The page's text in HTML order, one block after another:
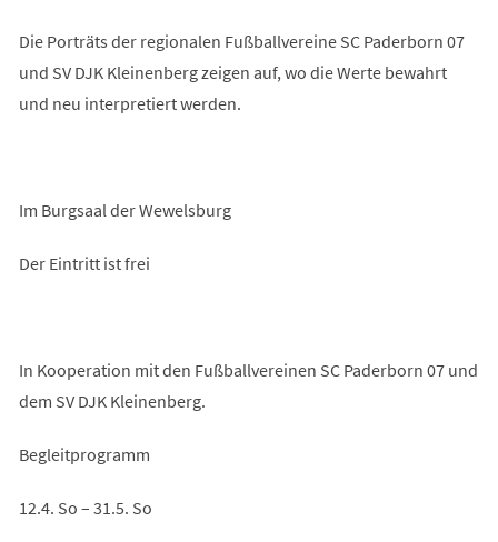
Die Porträts der regionalen Fußballvereine SC Paderborn 07
und SV DJK Kleinenberg zeigen auf, wo die Werte bewahrt
und neu interpretiert werden.
Im Burgsaal der Wewelsburg
Der Eintritt ist frei
In Kooperation mit den Fußballvereinen SC Paderborn 07 und
dem SV DJK Kleinenberg.
Begleitprogramm
12.4. So – 31.5. So